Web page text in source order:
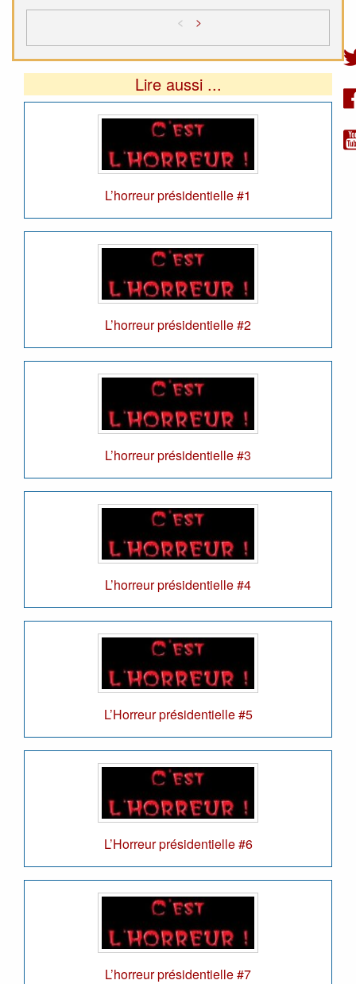
< >
Lire aussi ...
L’horreur présidentielle #1
L’horreur présidentielle #2
L’horreur présidentielle #3
L’horreur présidentielle #4
L’Horreur présidentielle #5
L’Horreur présidentielle #6
L’horreur présidentielle #7